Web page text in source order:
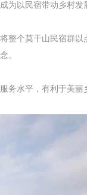
为以民宿带动乡村发
整个莫干山民宿群
。
务水平，有利于美